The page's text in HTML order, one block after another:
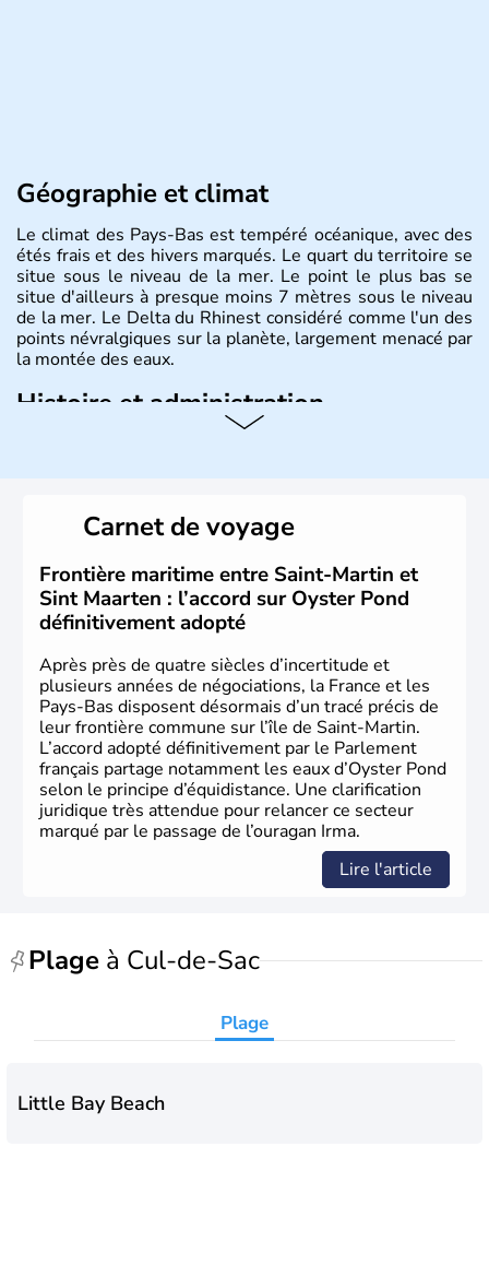
Géographie et climat
Le climat des Pays-Bas est tempéré océanique, avec des
étés frais et des hivers marqués. Le quart du territoire se
situe sous le niveau de la mer. Le point le plus bas se
situe d'ailleurs à presque moins 7 mètres sous le niveau
de la mer. Le Delta du Rhinest considéré comme l'un des
points névralgiques sur la planète, largement menacé par
la montée des eaux.
Histoire et administration
rôle dans la construction européenne. Le pays est
représenté par le Roi Willem-Alexander.depuis le 30
avril 2013.
Carnet de voyage
Frontière maritime entre Saint-Martin et
Sint Maarten : l’accord sur Oyster Pond
définitivement adopté
Après près de quatre siècles d’incertitude et
plusieurs années de négociations, la France et les
Pays-Bas disposent désormais d’un tracé précis de
leur frontière commune sur l’île de Saint-Martin.
L’accord adopté définitivement par le Parlement
français partage notamment les eaux d’Oyster Pond
selon le principe d’équidistance. Une clarification
juridique très attendue pour relancer ce secteur
marqué par le passage de l’ouragan Irma.
Lire l'article
Plage à Cul-de-Sac
Plage
Little Bay Beach